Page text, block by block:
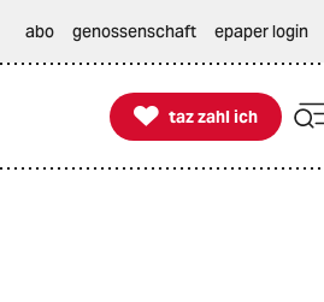
abo genossenschaft epaper login

taz zahl ich
taz zahl ich